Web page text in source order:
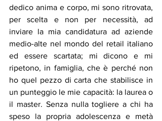
dedico anima e corpo, mi sono ritrovata,
per scelta e non per necessità, ad
inviare la mia candidatura ad aziende
medio-alte nel mondo del retail italiano
ed essere scartata; mi dicono e mi
ripetono, in famiglia, che è perché non
ho quel pezzo di carta che stabilisce in
un punteggio le mie capacità: la laurea o
il master. Senza nulla togliere a chi ha
speso la propria adolescenza e metà